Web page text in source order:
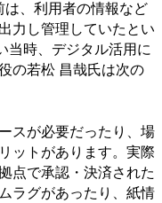
は、利用者の情報など
力し管理していたとい
当時、デジタル活用に
の若松 昌哉氏は次の
スが必要だったり、場
ットがあります。実際
点で承認・決済された
ラグがあったり、紙情